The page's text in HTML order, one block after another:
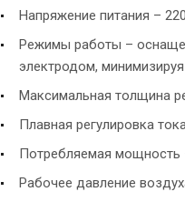
Напряжение питания –
Режимы работы –
электродом,
Максимальная толщина
Плавная регулировка
Потребляемая мощность
Рабочее давление